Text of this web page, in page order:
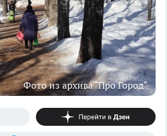
Фото из архива "Про Город"